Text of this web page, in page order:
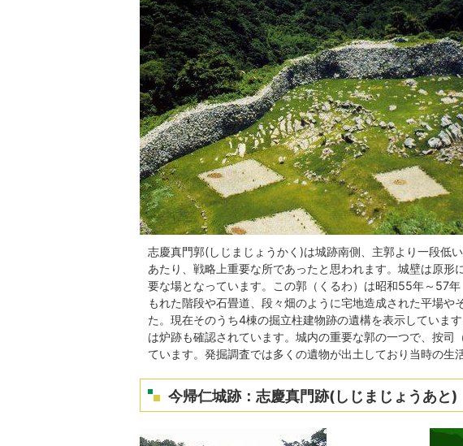
志慶真門郭(しじまじょうかく)は城跡南側、主郭より一段低
あたり、戦略上重要な所であったと思われます。城壁は原
要な場となっています。この郭（くるわ）は昭和55年～57
もれた階段や石畳道、段々畑のように宅地造成された平場や
た。現在そのうち4棟の掘立柱建物跡の遺構を表示していま
は炉跡も確認されています。城内の重要な郭の一つで、按
ています。発掘調査では多くの遺物が出土しており当時の生
今帰仁城跡：志慶真門跡(しじまじょうあと)